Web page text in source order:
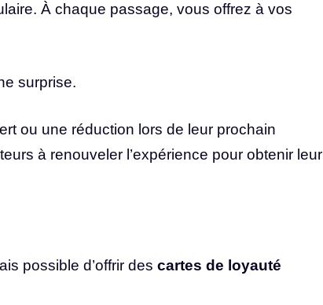
À chaque passage, vous offrez à vos
surprise.
ou une réduction lors de leur prochain
à renouveler l’expérience pour obtenir leur
possible d’offrir des cartes de loyauté